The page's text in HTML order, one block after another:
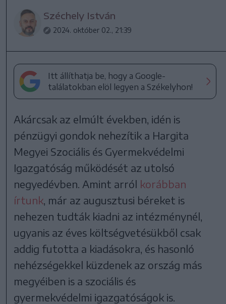
Széchely István
2024. október 02., 21:39
Itt állíthatja be, hogy a Google-
találatokban elöl legyen a Székelyhon!
Akárcsak az elmúlt években, idén is
pénzügyi gondok nehezítik a Hargita
Megyei Szociális és Gyermekvédelmi
Igazgatóság működését az utolsó
negyedévben. Amint arról korábban
írtunk , már az augusztusi béreket is
nehezen tudták kiadni az intézménynél,
ugyanis az éves költségvetésükből csak
addig futotta a kiadásokra, és hasonló
nehézségekkel küzdenek az ország más
megyéiben is a szociális és
gyermekvédelmi igazgatóságok is.